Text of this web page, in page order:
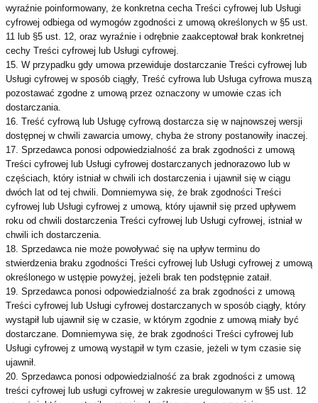
wyraźnie poinformowany, że konkretna cecha Treści cyfrowej lub Usługi
cyfrowej odbiega od wymogów zgodności z umową określonych w §5 ust.
11 lub §5 ust. 12, oraz wyraźnie i odrębnie zaakceptował brak konkretnej
cechy Treści cyfrowej lub Usługi cyfrowej.
15. W przypadku gdy umowa przewiduje dostarczanie Treści cyfrowej lub
Usługi cyfrowej w sposób ciągły, Treść cyfrowa lub Usługa cyfrowa muszą
pozostawać zgodne z umową przez oznaczony w umowie czas ich
dostarczania.
16. Treść cyfrową lub Usługę cyfrową dostarcza się w najnowszej wersji
dostępnej w chwili zawarcia umowy, chyba że strony postanowiły inaczej.
17. Sprzedawca ponosi odpowiedzialność za brak zgodności z umową
Treści cyfrowej lub Usługi cyfrowej dostarczanych jednorazowo lub w
częściach, który istniał w chwili ich dostarczenia i ujawnił się w ciągu
dwóch lat od tej chwili. Domniemywa się, że brak zgodności Treści
cyfrowej lub Usługi cyfrowej z umową, który ujawnił się przed upływem
roku od chwili dostarczenia Treści cyfrowej lub Usługi cyfrowej, istniał w
chwili ich dostarczenia.
18. Sprzedawca nie może powoływać się na upływ terminu do
stwierdzenia braku zgodności Treści cyfrowej lub Usługi cyfrowej z umową
określonego w ustępie powyżej, jeżeli brak ten podstępnie zataił.
19. Sprzedawca ponosi odpowiedzialność za brak zgodności z umową
Treści cyfrowej lub Usługi cyfrowej dostarczanych w sposób ciągły, który
wystąpił lub ujawnił się w czasie, w którym zgodnie z umową miały być
dostarczane. Domniemywa się, że brak zgodności Treści cyfrowej lub
Usługi cyfrowej z umową wystąpił w tym czasie, jeżeli w tym czasie się
ujawnił.
20. Sprzedawca ponosi odpowiedzialność za brak zgodności z umową
treści cyfrowej lub usługi cyfrowej w zakresie uregulowanym w §5 ust. 12